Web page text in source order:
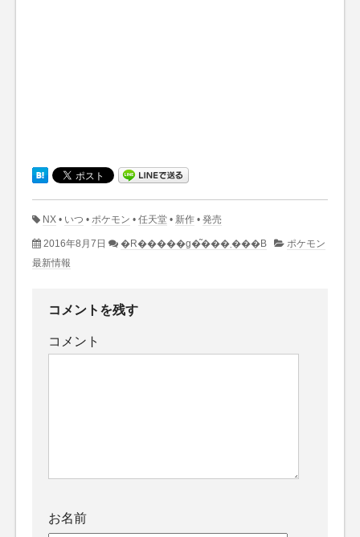
NX • いつ • ポケモン • 任天堂 • 新作 • 発売
2016年8月7日 �R�����g�͂���܂���B
ポケモン
最新情報
コメントを残す
コメント
お名前